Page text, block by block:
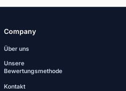
Company
Über uns
Unsere
Bewertungsmethode
Kontakt